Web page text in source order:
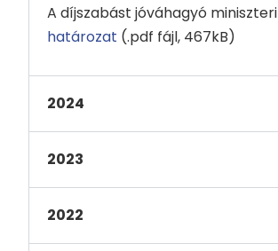
A díjszabást jóváhagyó miniszteri
határozat (.pdf fájl, 467kB)
2024
2023
2022